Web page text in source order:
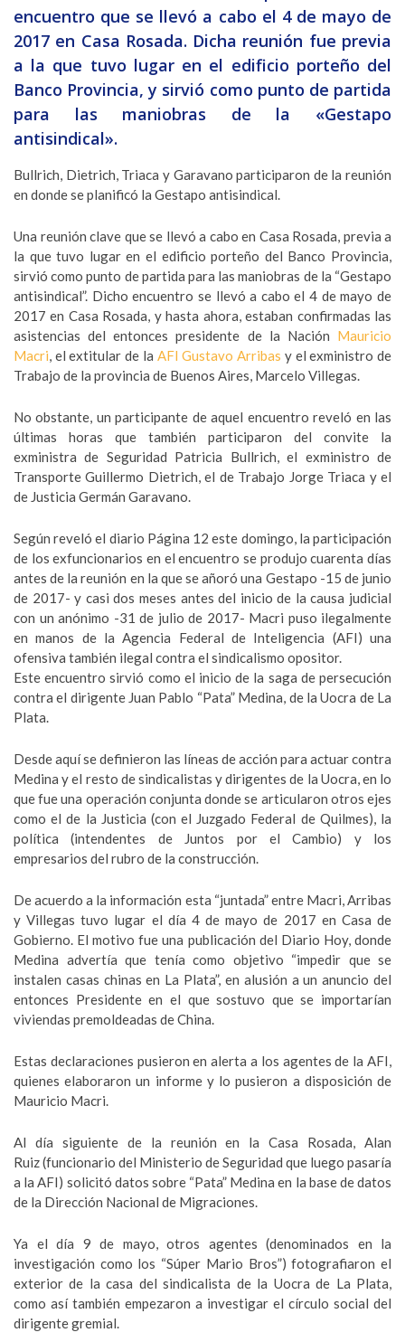
encuentro que se llevó a cabo el 4 de mayo de
2017 en Casa Rosada. Dicha reunión fue previa
a la que tuvo lugar en el edificio porteño del
Banco Provincia, y sirvió como punto de partida
para las maniobras de la «Gestapo
antisindical».
Bullrich, Dietrich, Triaca y Garavano participaron de la reunión
en donde se planificó la Gestapo antisindical.
Una reunión clave que se llevó a cabo en Casa Rosada, previa a
la que tuvo lugar en el edificio porteño del Banco Provincia,
sirvió como punto de partida para las maniobras de la “Gestapo
antisindical”. Dicho encuentro se llevó a cabo el 4 de mayo de
2017 en Casa Rosada, y hasta ahora, estaban confirmadas las
asistencias del entonces presidente de la Nación Mauricio
Macri, el extitular de la AFI Gustavo Arribas y el exministro de
Trabajo de la provincia de Buenos Aires, Marcelo Villegas.
No obstante, un participante de aquel encuentro reveló en las
últimas horas que también participaron del convite la
exministra de Seguridad Patricia Bullrich, el exministro de
Transporte Guillermo Dietrich, el de Trabajo Jorge Triaca y el
de Justicia Germán Garavano.
Según reveló el diario Página 12 este domingo, la participación
de los exfuncionarios en el encuentro se produjo cuarenta días
antes de la reunión en la que se añoró una Gestapo -15 de junio
de 2017- y casi dos meses antes del inicio de la causa judicial
con un anónimo -31 de julio de 2017- Macri puso ilegalmente
en manos de la Agencia Federal de Inteligencia (AFI) una
ofensiva también ilegal contra el sindicalismo opositor.
Este encuentro sirvió como el inicio de la saga de persecución
contra el dirigente Juan Pablo “Pata” Medina, de la Uocra de La
Plata.
Desde aquí se definieron las líneas de acción para actuar contra
Medina y el resto de sindicalistas y dirigentes de la Uocra, en lo
que fue una operación conjunta donde se articularon otros ejes
como el de la Justicia (con el Juzgado Federal de Quilmes), la
política (intendentes de Juntos por el Cambio) y los
empresarios del rubro de la construcción.
De acuerdo a la información esta “juntada” entre Macri, Arribas
y Villegas tuvo lugar el día 4 de mayo de 2017 en Casa de
Gobierno. El motivo fue una publicación del Diario Hoy, donde
Medina advertía que tenía como objetivo “impedir que se
instalen casas chinas en La Plata”, en alusión a un anuncio del
entonces Presidente en el que sostuvo que se importarían
viviendas premoldeadas de China.
Estas declaraciones pusieron en alerta a los agentes de la AFI,
quienes elaboraron un informe y lo pusieron a disposición de
Mauricio Macri.
Al día siguiente de la reunión en la Casa Rosada, Alan
Ruiz (funcionario del Ministerio de Seguridad que luego pasaría
a la AFI) solicitó datos sobre “Pata” Medina en la base de datos
de la Dirección Nacional de Migraciones.
Ya el día 9 de mayo, otros agentes (denominados en la
investigación como los “Súper Mario Bros”) fotografiaron el
exterior de la casa del sindicalista de la Uocra de La Plata,
como así también empezaron a investigar el círculo social del
dirigente gremial.